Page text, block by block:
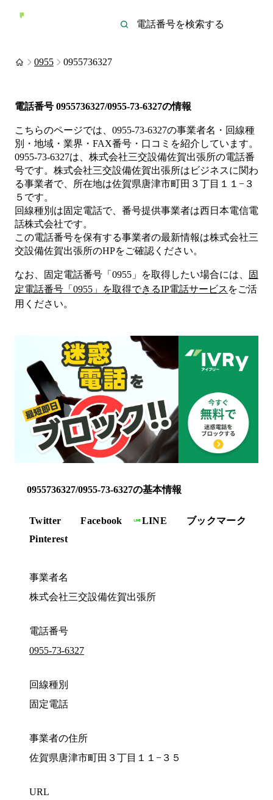
0955 0955736327
電話番号 0955736327/0955-73-6327の情報
こちらのページでは、 0955-73-6327の事業者名・回線種
別・地域・業界・FAX番号・口コミを紹介しています。
0955-73-6327は、 株式会社三交設備佐賀出張所の電話番
号です。 株式会社三交設備佐賀出張所は ビジネスに関わ
る事業者で、所在地は佐賀県唐津市町田３丁目１１−３
５ です。
回線種別は固定電話で、番号提供事業者は西日本電信電
話株式会社です。
この電話番号を保有する事業者の最新情報は株式会社三
交設備佐賀出張所のHPをご確認ください。
なお、固定電話番号「 0955 」を取得したい場合には、
固
定電話番号「 0955 」を取得できるIP電話サービス をご活
用ください。
0955736327/0955-73-6327の基本情報
Twitter Facebook LINE
ブックマーク
Pinterest
事業者名
株式会社三交設備佐賀出張所
電話番号
0955-73-6327
回線種別
固定電話
事業者の住所
佐賀県唐津市町田３丁目１１−３５
URL